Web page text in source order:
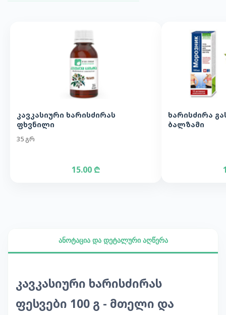
კავკასიური ხარისძირას
ფხვნილი
35 გრ
15.00 ₾
ხარისძირა
ბალზამი
ანოტაცია და დეტალური აღწერა
კავკასიური ხარისძირას
ფესვები 100 გ - მთელი და